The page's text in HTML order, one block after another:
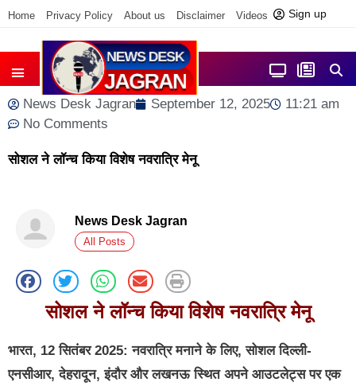
Home Privacy Policy About us Disclaimer Videos Contact us
Sign up
News Desk Jagran September 12, 2025
11:21 am
No Comments
सोशल ने लॉन्च किया विशेष नवरात्रि मेनू
News Desk Jagran
All Posts
सोशल ने लॉन्च किया विशेष नवरात्रि मेनू
भारत, 12 सितंबर 2025: नवरात्रि मनाने के लिए, सोशल दिल्ली-
एनसीआर, देहरादून, इंदौर और लखनऊ स्थित अपने आउटलेट्स पर एक